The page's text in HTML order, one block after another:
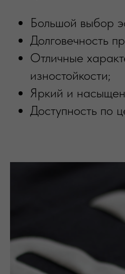
Большой выбор
Долговечность
Отличные
изностойкости;
Яркий и
Доступность по